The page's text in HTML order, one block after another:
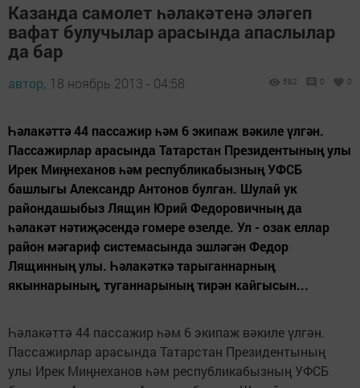
Казанда самолет һәлакәтенә эләгеп
вафат булучылар арасында апаслылар
да бар
автор, 18 ноябрь 2013 - 04:58 582 0 0
Һәлакәттә 44 пассажир һәм 6 экипаж вәкиле үлгән.
Пассажирлар арасында Татарстан Президентының улы
Ирек Миңнеханов һәм республикабызның УФСБ
башлыгы Александр Антонов булган. Шулай ук
райондашыбыз Лящин Юрий Федоровичның да
һәлакәт нәтиҗәсендә гомере өзелде. Ул - озак еллар
район мәгариф системасында эшләгән Федор
Лящинның улы. Һәлакәткә тарыганнарның
якыннарының, туганнарының тирән кайгысын...
Һәлакәттә 44 пассажир һәм 6 экипаж вәкиле үлгән.
Пассажирлар арасында Татарстан Президентының
улы Ирек Миңнеханов һәм республикабызның УФСБ